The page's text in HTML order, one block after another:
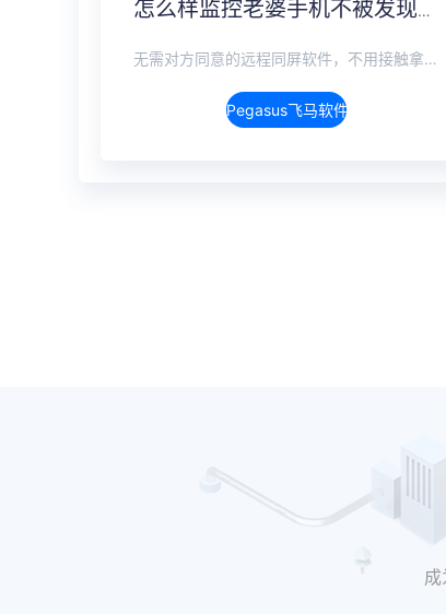
怎么样监控老婆手机不被发现？监听老婆手机无感实时监控
无需对方同意的远程同屏软件，不用接触拿到手机安装，支持实时同步查看微信、抖音、WhatsApp、Facebook 等主流社交软件的聊天记录，同时具备通话监听、环境录音、远程开启摄像头、持续定位追踪等全面功能。 整个过程全程隐蔽运行，无任何提示、无通知提醒、不留使用痕迹。 适用于多种场景，安全稳定，真正实现对目标设备一举一动的无感同屏监视。
Pegasus飞马软件介绍